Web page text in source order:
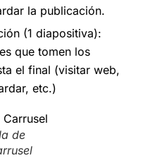
la publicación.
(1 diapositiva):
que tomen los
el final (visitar web,
etc.)
de